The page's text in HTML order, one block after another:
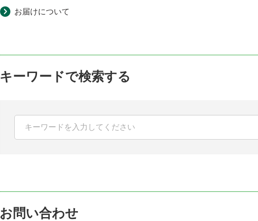
お届けについて
キーワードで検索する
お問い合わせ